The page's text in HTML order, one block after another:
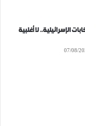
الإسرائيلية.. لا أغلبية
07/08/